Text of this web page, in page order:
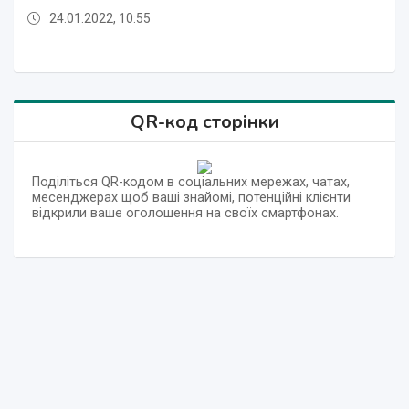
24.01.2022, 10:55
QR-код сторінки
Поділіться QR-кодом в соціальних мережах, чатах,
месенджерах щоб ваші знайомі, потенційні клієнти
відкрили ваше оголошення на своїх смартфонах.